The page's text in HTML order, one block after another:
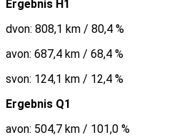
Ergebnis H1
dvon: 808,1 km / 80,4 %
avon: 687,4 km / 68,4 %
svon: 124,1 km / 12,4 %
Ergebnis Q1
avon: 504,7 km / 101,0 %